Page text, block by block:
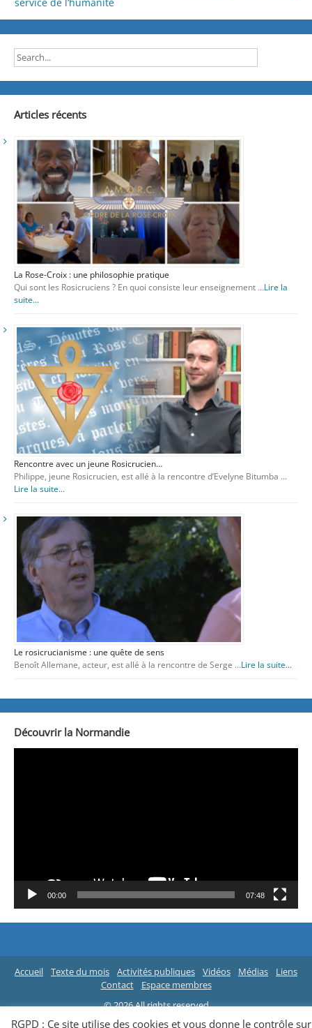
l’article
service de l’humanité
Articles récents
La Rose-Croix : une philosophie pratique
Qui sont les Rosicruciens ? En quoi consiste leur enseignement …Lire la
suite...
Rencontre avec un jeune Rosicrucien…
Philippe, jeune Rosicrucien, est allé à la rencontre d’Evelyne Bitumba …
Lire la suite...
Le rosicrucianisme : une quête de sens
Benoît Allemane, acteur, est allé à la rencontre de Serge …Lire la suite...
Découvrir la Normandie
00:00 07:48
Accueil Texte du mois Activités publiques Vidéos Médias
Liens
Contact
Espace membres
© 2026 All rights reserved
RGPD : Ce site utilise des cookies et vous donne le contrôle sur